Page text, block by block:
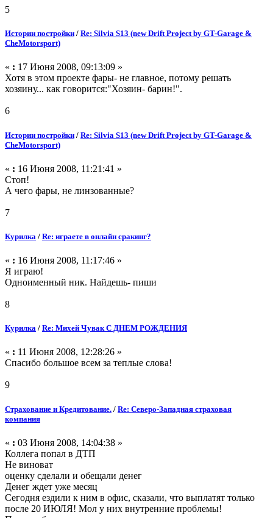
5
Истории постройки / Re: Silvia S13 (new Drift Project by GT-Garage &
CheMotorsport)
« : 17 Июня 2008, 09:13:09 »
Хотя в этом проекте фары- не главное, потому решать
хозяину... как говорится:"Хозяин- барин!".
6
Истории постройки / Re: Silvia S13 (new Drift Project by GT-Garage &
CheMotorsport)
« : 16 Июня 2008, 11:21:41 »
Стоп!
А чего фары, не линзованные?
7
Курилка / Re: играете в онлайн сракинг?
« : 16 Июня 2008, 11:17:46 »
Я играю!
Одноименный ник. Найдешь- пиши
8
Курилка / Re: Михей Чувак С ДНЕМ РОЖДЕНИЯ
« : 11 Июня 2008, 12:28:26 »
Спасибо большое всем за теплые слова!
9
Страхование и Кредитование. / Re: Северо-Западная страховая
компания
« : 03 Июня 2008, 14:04:38 »
Коллега попал в ДТП
Не виноват
оценку сделали и обещали денег
Денег ждет уже месяц
Сегодня ездили к ним в офис, сказали, что выплатят только
после 20 ИЮЛЯ! Мол у них внутренние проблемы!